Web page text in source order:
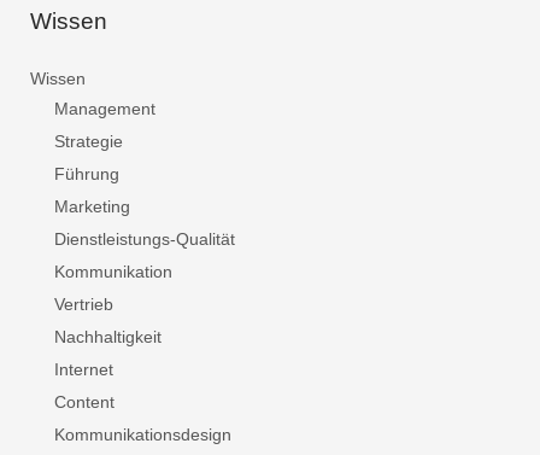
Wissen
Wissen
Management
Strategie
Führung
Marketing
Dienstleistungs-Qualität
Kommunikation
Vertrieb
Nachhaltigkeit
Internet
Content
Kommunikationsdesign